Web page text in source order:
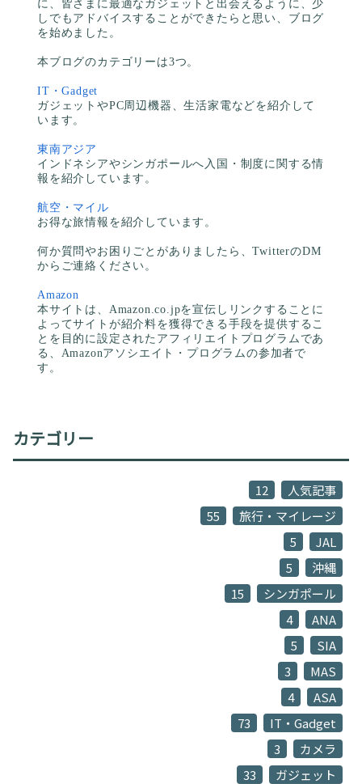
に、皆さまに最適なガジェットと出会えるように、少
しでもアドバイスすることができたらと思い、ブログ
を始めました。
本ブログのカテゴリーは3つ。
IT・Gadget
ガジェットやPC周辺機器、生活家電などを紹介して
います。
東南アジア
インドネシアやシンガポールへ入国・制度に関する情
報を紹介しています。
航空・マイル
お得な旅情報を紹介しています。
何か質問やお困りごとがありましたら、TwitterのDM
からご連絡ください。
Amazon
本サイトは、Amazon.co.jpを宣伝しリンクすることに
よってサイトが紹介料を獲得できる手段を提供するこ
とを目的に設定されたアフィリエイトプログラムであ
る、Amazonアソシエイト・プログラムの参加者で
す。
カテゴリー
人気記事
12
旅行・マイレージ
55
JAL
5
沖縄
5
シンガポール
15
ANA
4
SIA
5
MAS
3
ASA
4
IT・Gadget
73
カメラ
3
ガジェット
33